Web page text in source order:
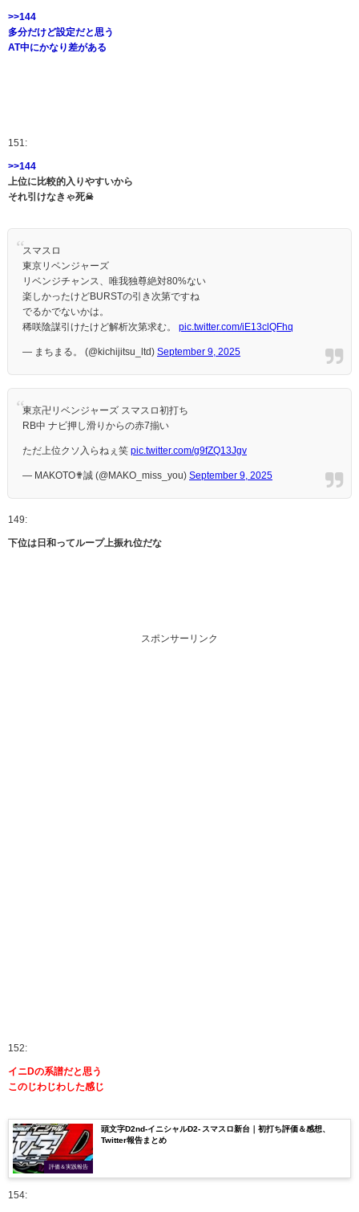
>>144
多分だけど設定だと思う
AT中にかなり差がある
151:
>>144
上位に比較的入りやすいから
それ引けなきゃ死☠
スマスロ
東京リベンジャーズ
リベンジチャンス、唯我独尊絶対80%ない
楽しかったけどBURSTの引き次第ですね
でるかでないかは。
稀咲陰謀引けたけど解析次第求む。 pic.twitter.com/iE13clQFhq
— まちまる。 (@kichijitsu_ltd) September 9, 2025
東京卍リベンジャーズ スマスロ初打ち
RB中 ナビ押し滑りからの赤7揃い
ただ上位クソ入らねぇ笑 pic.twitter.com/g9fZQ13Jgv
— MAKOTO✟誠 (@MAKO_miss_you) September 9, 2025
149:
下位は日和ってループ上振れ位だな
スポンサーリンク
152:
イニDの系譜だと思う
このじわじわした感じ
評価＆実践報告
頭文字D2nd-イニシャルD2- スマスロ新台｜初打ち評価＆感想、
Twitter報告まとめ
154: